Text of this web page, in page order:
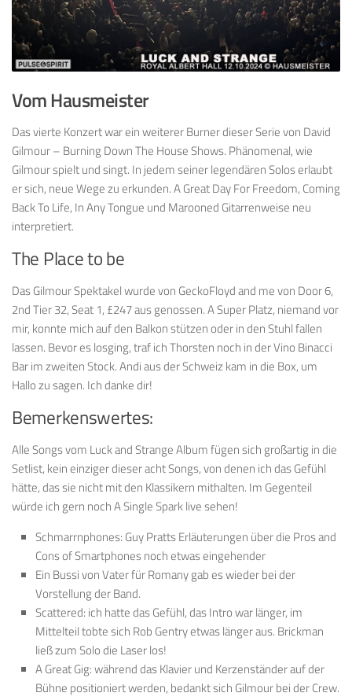
Vom Hausmeister
Das vierte Konzert war ein weiterer Burner dieser Serie von David
Gilmour – Burning Down The House Shows. Phänomenal, wie
Gilmour spielt und singt. In jedem seiner legendären Solos erlaubt
er sich, neue Wege zu erkunden. A Great Day For Freedom, Coming
Back To Life, In Any Tongue und Marooned Gitarrenweise neu
interpretiert.
The Place to be
Das Gilmour Spektakel wurde von GeckoFloyd and me von Door 6,
2nd Tier 32, Seat 1, £247 aus genossen. A Super Platz, niemand vor
mir, konnte mich auf den Balkon stützen oder in den Stuhl fallen
lassen. Bevor es losging, traf ich Thorsten noch in der Vino Binacci
Bar im zweiten Stock. Andi aus der Schweiz kam in die Box, um
Hallo zu sagen. Ich danke dir!
Bemerkenswertes:
Alle Songs vom Luck and Strange Album fügen sich großartig in die
Setlist, kein einziger dieser acht Songs, von denen ich das Gefühl
hätte, das sie nicht mit den Klassikern mithalten. Im Gegenteil
würde ich gern noch A Single Spark live sehen!
Schmarrnphones: Guy Pratts Erläuterungen über die Pros and
Cons of Smartphones noch etwas eingehender
Ein Bussi von Vater für Romany gab es wieder bei der
Vorstellung der Band.
Scattered: ich hatte das Gefühl, das Intro war länger, im
Mittelteil tobte sich Rob Gentry etwas länger aus. Brickman
ließ zum Solo die Laser los!
A Great Gig: während das Klavier und Kerzenständer auf der
Bühne positioniert werden, bedankt sich Gilmour bei der Crew.